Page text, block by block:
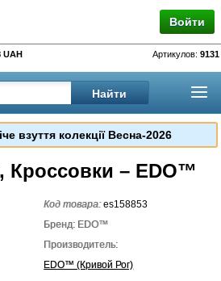
Войти
UAH Артикулов: 9131
взуття колекції Весна-2026
Кроссовки – EDO™
Код товара:es158853
Бренд: EDO™
Производитель:
EDO™ (Кривой Рог)